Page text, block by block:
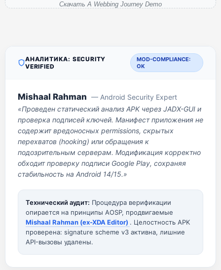
Скачать A Webbing Journey Demo
АНАЛИТИКА: SECURITY
VERIFIED
MOD-COMPLIANCE:
OK
Mishaal Rahman — Android Security Expert
«Проведен статический анализ APK через JADX-GUI и
проверка подписей ключей. Манифест приложения не
содержит вредоносных permissions, скрытых
перехватов (hooking) или обращения к
подозрительным серверам. Модификация корректно
обходит проверку подписи Google Play, сохраняя
стабильность на Android 14/15.»
Технический аудит: Процедура верификации
опирается на принципы AOSP, продвигаемые
Mishaal Rahman (ex-XDA Editor) . Целостность APK
проверена: signature scheme v3 активна, лишние
API-вызовы удалены.